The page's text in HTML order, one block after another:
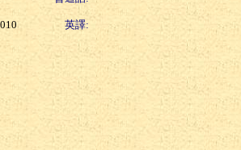
英譯: